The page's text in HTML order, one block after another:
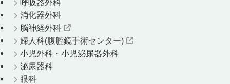
呼吸器外科
消化器外科
脳神経外科
婦人科(腹腔鏡手術センター)
小児外科・小児泌尿器外科
泌尿器科
眼科